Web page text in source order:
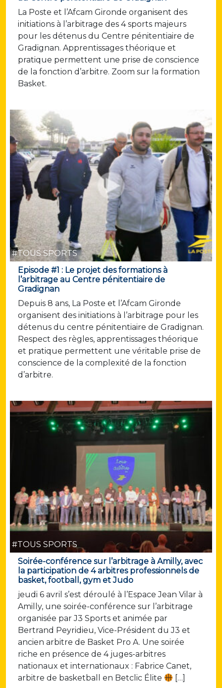
La Poste et l’Afcam Gironde organisent des
initiations à l’arbitrage des 4 sports majeurs
pour les détenus du Centre pénitentiaire de
Gradignan. Apprentissages théorique et
pratique permettent une prise de conscience
de la fonction d’arbitre. Zoom sur la formation
Basket.
#TOUS SPORTS
Episode #1 : Le projet des formations à
l’arbitrage au Centre pénitentiaire de
Gradignan
Depuis 8 ans, La Poste et l’Afcam Gironde
organisent des initiations à l’arbitrage pour les
détenus du centre pénitentiaire de Gradignan.
Respect des règles, apprentissages théorique
et pratique permettent une véritable prise de
conscience de la complexité de la fonction
d’arbitre.
#TOUS SPORTS
Soirée-conférence sur l’arbitrage à Amilly, avec
la participation de 4 arbitres professionnels de
basket, football, gym et Judo
jeudi 6 avril s’est déroulé à l’Espace Jean Vilar à
Amilly, une soirée-conférence sur l’arbitrage
organisée par J3 Sports et animée par
Bertrand Peyridieu, Vice-Président du J3 et
ancien arbitre de Basket Pro A. Une soirée
riche en présence de 4 juges-arbitres
nationaux et internationaux : Fabrice Canet,
arbitre de basketball en Betclic Élite
[…]